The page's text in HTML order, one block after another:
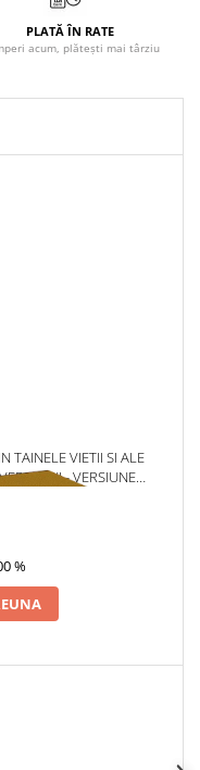
PLATĂ ÎN RATE
acum, plătești mai târziu
TAINELE VIETII SI ALE
- VERSIUNE
I-III. CUTIE DE
-SCARLAT
%